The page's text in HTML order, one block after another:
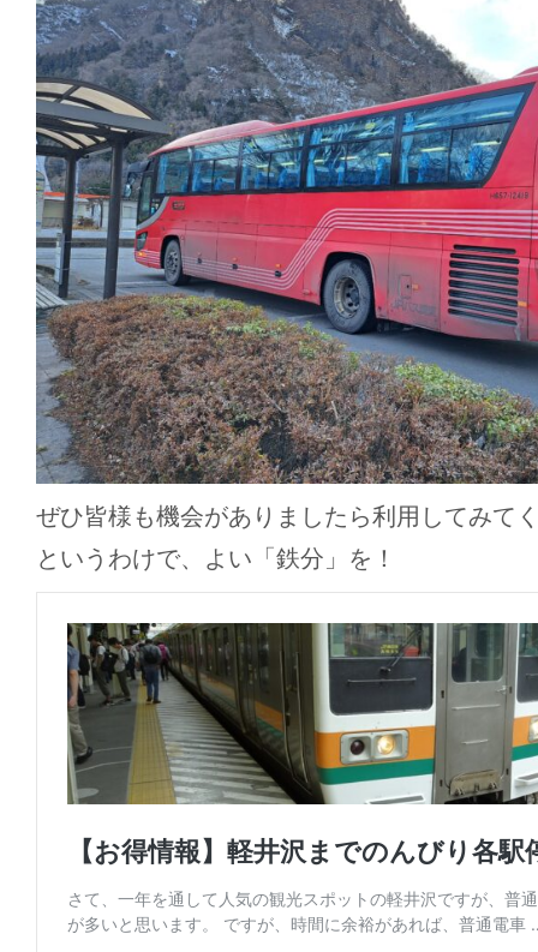
ぜひ皆様も機会がありましたら利用してみて
というわけで、よい「鉄分」を！